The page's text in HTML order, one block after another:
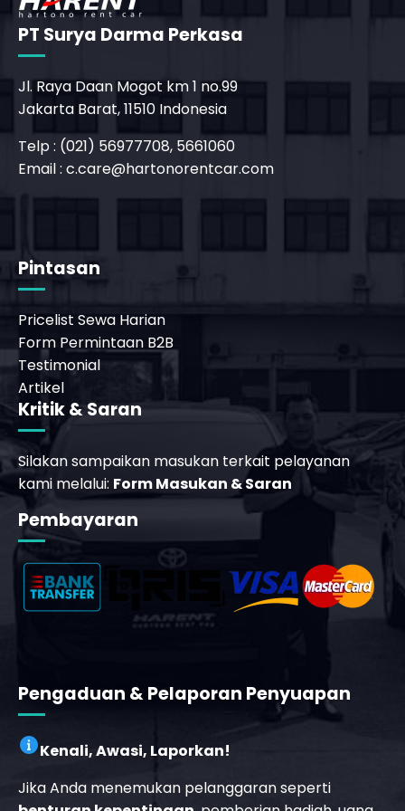
PT Surya Darma Perkasa
Jl. Raya Daan Mogot km 1 no.99
Jakarta Barat, 11510 Indonesia
Telp : (021) 56977708, 5661060
Email : c.care@hartonorentcar.com
Pintasan
Pricelist Sewa Harian
Form Permintaan B2B
Testimonial
Artikel
Kritik & Saran
Silakan sampaikan masukan terkait pelayanan
kami melalui: Form Masukan & Saran
Pembayaran
Pengaduan & Pelaporan Penyuapan
Kenali, Awasi, Laporkan!
Jika Anda menemukan pelanggaran seperti